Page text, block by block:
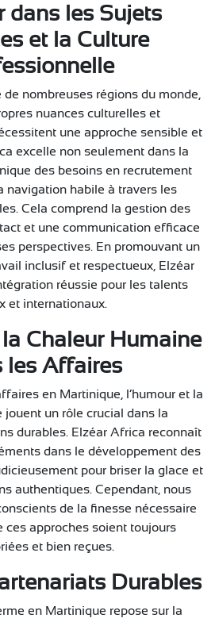
dans les Sujets
et la Culture
nombreuses régions du monde,
nuances culturelles et
une approche sensible et
excelle non seulement dans la
des besoins en recrutement
navigation habile à travers les
Cela comprend la gestion des
et une communication efficace
perspectives. En promouvant un
inclusif et respectueux, Elzéar
réussie pour les talents
et internationaux.
la Chaleur Humaine
les Affaires
en Martinique, l’humour et la
jouent un rôle crucial dans la
durables. Elzéar Africa reconnaît
dans le développement des
pour briser la glace et
authentiques. Cependant, nous
de la finesse nécessaire
ces approches soient toujours
et bien reçues.
Durables
en Martinique repose sur la